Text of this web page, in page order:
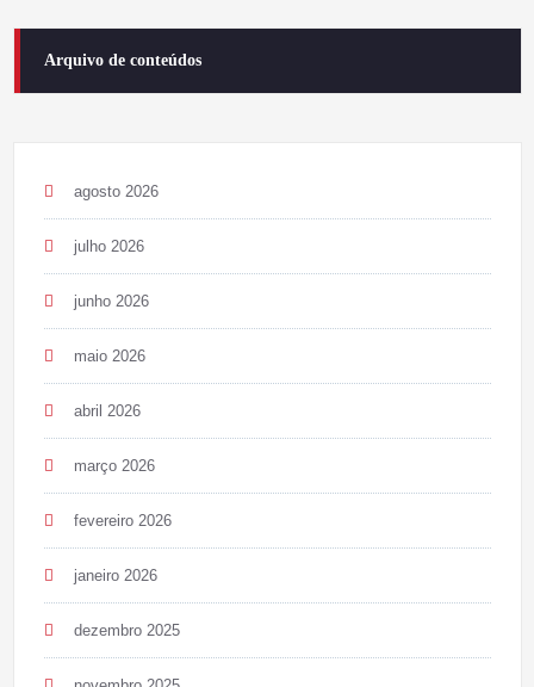
Arquivo de conteúdos
agosto 2026
julho 2026
junho 2026
maio 2026
abril 2026
março 2026
fevereiro 2026
janeiro 2026
dezembro 2025